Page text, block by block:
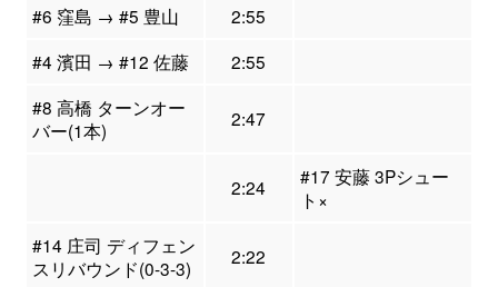
#6 窪島 → #5 豊山
2:55
#4 濱田 → #12 佐藤
2:55
#8 高橋 ターンオー
バー(1本)
2:47
2:24
#17 安藤 3Pシュー
ト×
#14 庄司 ディフェン
スリバウンド(0-3-3)
2:22